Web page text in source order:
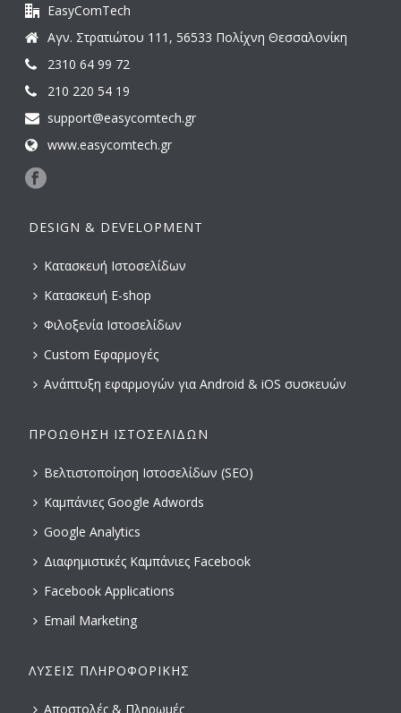
EasyComTech
Αγν. Στρατιώτου 111, 56533 Πολίχνη Θεσσαλονίκη
2310 64 99 72
210 220 54 19
support@easycomtech.gr
www.easycomtech.gr
DESIGN & DEVELOPMENT
Κατασκευή Ιστοσελίδων
Κατασκευή E-shop
Φιλοξενία Ιστοσελίδων
Custom Εφαρμογές
Ανάπτυξη εφαρμογών για Android & iOS συσκευών
ΠΡΟΏΘΗΣΗ ΙΣΤΟΣΕΛΊΔΩΝ
Βελτιστοποίηση Ιστοσελίδων (SEO)
Καμπάνιες Google Adwords
Google Analytics
Διαφημιστικές Καμπάνιες Facebook
Facebook Applications
Email Marketing
ΛΎΣΕΙΣ ΠΛΗΡΟΦΟΡΙΚΉΣ
Αποστολές & Πληρωμές